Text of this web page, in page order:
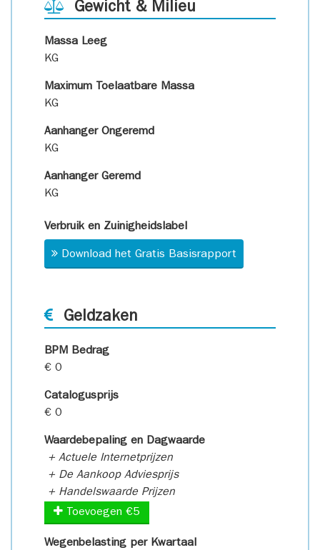
Gewicht & Milieu
Massa Leeg
KG
Maximum Toelaatbare Massa
KG
Aanhanger Ongeremd
KG
Aanhanger Geremd
KG
Verbruik en Zuinigheidslabel
Download het Gratis Basisrapport
Geldzaken
BPM Bedrag
€ 0
Catalogusprijs
€ 0
Waardebepaling en Dagwaarde
+ Actuele Internetprijzen
+ De Aankoop Adviesprijs
+ Handelswaarde Prijzen
Toevoegen €5
Wegenbelasting per Kwartaal